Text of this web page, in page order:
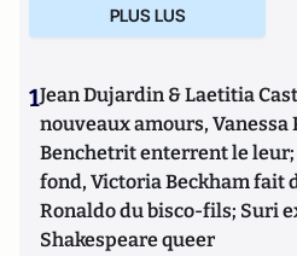
PLUS LUS
1Jean Dujardin & Laetitia
nouveaux amours, Vanessa
Benchetrit enterrent le
fond, Victoria Beckham fait
Ronaldo du bisco-fils; Suri
Shakespeare queer